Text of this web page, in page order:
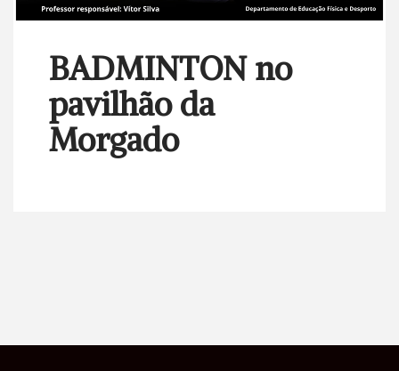
BADMINTON no
pavilhão da
Morgado